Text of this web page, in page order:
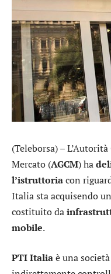
(Teleborsa) –
Mercato (AGCM) ha
l’istruttoriacon
Italia sta acquisendo
costituito da
mobile.
PTI Italiaè una